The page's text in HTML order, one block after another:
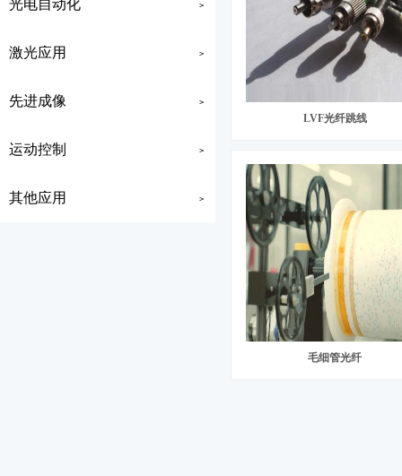
光电自动化 >
激光应用 >
先进成像 >
运动控制 >
其他应用 >
LVF光纤跳线
毛细管光纤